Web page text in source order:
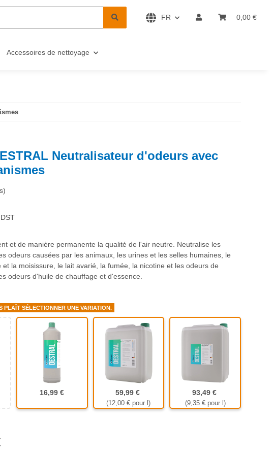
FR 0,00 €
Accessoires de nettoyage
Neutralisateur d'odeurs avec
DST
et de manière permanente la qualité de l'air neutre. Neutralise les
odeurs causées par les animaux, les urines et les selles humaines, le
et la moisissure, le lait avarié, la fumée, la nicotine et les odeurs de
odeurs d'huile de chauffage et d'essence.
PLAÎT SÉLECTIONNER UNE VARIATION.
de pulvérisation
1 litre
16,99 € Bidon de 5 litres
59,99 €
(12,00 € pour l)
Bidon de 10 litres
93,49 €
(9,35 € pour l)